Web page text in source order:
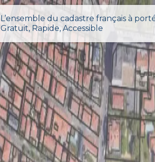
L’ensemble du cadastre français à
Gratuit, Rapide, Accessible